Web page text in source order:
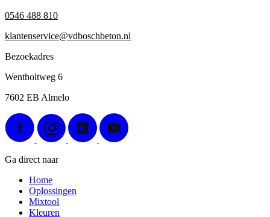
0546 488 810
klantenservice@vdboschbeton.nl
Bezoekadres
Wentholtweg 6
7602 EB Almelo
Ga direct naar
Home
Oplossingen
Mixtool
Kleuren